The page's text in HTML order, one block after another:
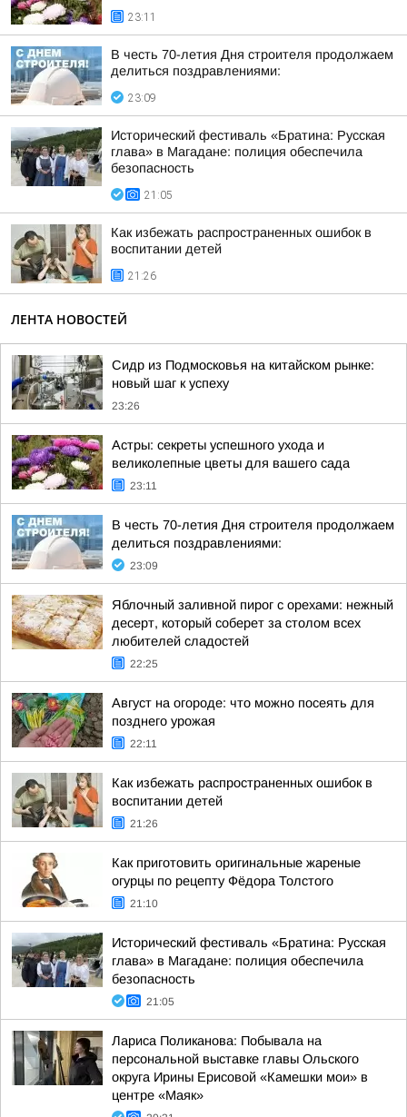
23:11
В честь 70-летия Дня строителя продолжаем
делиться поздравлениями:
23:09
Исторический фестиваль «Братина: Русская
глава» в Магадане: полиция обеспечила
безопасность
21:05
Как избежать распространенных ошибок в
воспитании детей
21:26
ЛЕНТА НОВОСТЕЙ
Сидр из Подмосковья на китайском рынке:
новый шаг к успеху
23:26
Астры: секреты успешного ухода и
великолепные цветы для вашего сада
23:11
В честь 70-летия Дня строителя продолжаем
делиться поздравлениями:
23:09
Яблочный заливной пирог с орехами: нежный
десерт, который соберет за столом всех
любителей сладостей
22:25
Август на огороде: что можно посеять для
позднего урожая
22:11
Как избежать распространенных ошибок в
воспитании детей
21:26
Как приготовить оригинальные жареные
огурцы по рецепту Фёдора Толстого
21:10
Исторический фестиваль «Братина: Русская
глава» в Магадане: полиция обеспечила
безопасность
21:05
Лариса Поликанова: Побывала на
персональной выставке главы Ольского
округа Ирины Ерисовой «Камешки мои» в
центре «Маяк»